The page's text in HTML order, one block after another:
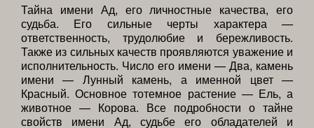
Тайна имени Ад, его личностные качества, его
судьба. Его сильные черты характера —
ответственность, трудолюбие и бережливость.
Также из сильных качеств проявляются уважение и
исполнительность. Число его имени — Два, камень
имени — Лунный камень, а именной цвет —
Красный. Основное тотемное растение — Ель, а
животное — Корова. Все подробности о тайне
свойств имени Ад, судьбе его обладателей и